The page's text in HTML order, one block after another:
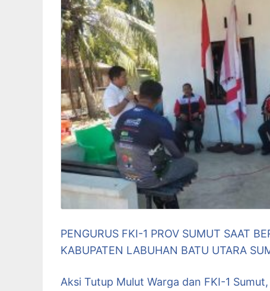
PENGURUS FKI-1 PROV SUMUT SAAT
KABUPATEN LABUHAN BATU UTARA
Aksi Tutup Mulut Warga dan FKI-1